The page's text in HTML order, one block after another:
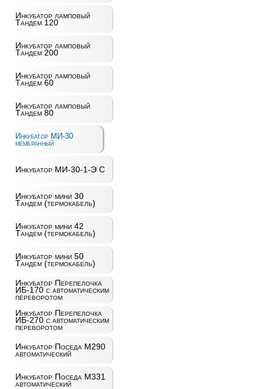
Инкубатор ламповый
Тандем 120
Инкубатор ламповый
Тандем 200
Инкубатор ламповый
Тандем 60
Инкубатор ламповый
Тандем 80
Инкубатор МИ-30
мембранный
Инкубатор МИ-30-1-Э С
Инкубатор мини 30
Тандем (термокабель)
Инкубатор мини 42
Тандем (термокабель)
Инкубатор мини 50
Тандем (термокабель)
Инкубатор Перепелочка
ИБ-170 с автоматическим
переворотом
Инкубатор Перепелочка
ИБ-270 с автоматическим
переворотом
Инкубатор Поседа М290
автоматический
Инкубатор Поседа М331
автоматический